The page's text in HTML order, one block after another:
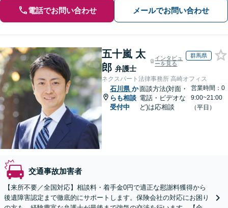
電話でお問い合わせ メールでお問い合わせ
五十嵐 太
郎 弁護士
インタビュ
ーを見る
群馬県
ネクスパート法律事務所 高崎オフィス
石川県 か
らも相談
受付中
面談方法(対面・
電話・ビデオな
ど)は応相談
営業時間：0
9:00~21:00
（平日）
交通事故加害者
【来所不要／全国対応】相談料・着手金0円で適正な慰謝料獲得から
後遺障害認定まで徹底的にサポートします。保険会社の対応にお困り